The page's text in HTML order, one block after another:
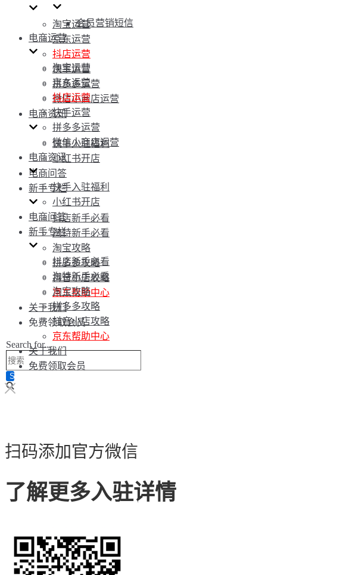
淘宝运营
京东运营
抖店运营
快手运营
拼多多运营
微信小商店运营
电商资讯
快手入驻福利
小红书开店
电商问答
新手专栏
抖店新手必看
淘特新手必看
淘宝攻略
拼多多攻略
抖音小店攻略
京东帮助中心
关于我们
免费领取会员
Search for...
会员营销短信
电商运营
淘宝运营
京东运营
抖店运营
快手运营
拼多多运营
微信小商店运营
电商资讯
快手入驻福利
小红书开店
电商问答
新手专栏
抖店新手必看
淘特新手必看
淘宝攻略
拼多多攻略
抖音小店攻略
京东帮助中心
关于我们
免费领取会员
扫码添加官方微信
了解更多入驻详情